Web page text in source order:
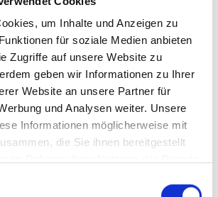
um Inhalte und Anzeigen zu
für soziale Medien anbieten
Zugriffe auf unsere Website zu
geben wir Informationen zu Ihrer
Website an unsere Partner für
und Analysen weiter. Unsere
Informationen möglicherweise mit
die Sie ihnen bereitgestellt
(18,40 € / 1 Liter)
inkl. MwSt.zzgl. Versandkosten
AUSGETRUNKEN
Konrad Wines, Hole
in the Water